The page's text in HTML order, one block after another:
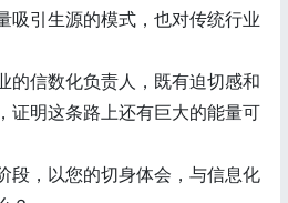
吸引生源的模式，也对传统行业
的信数化负责人，既有迫切感和
证明这条路上还有巨大的能量可
段，以您的切身体会，与信息化